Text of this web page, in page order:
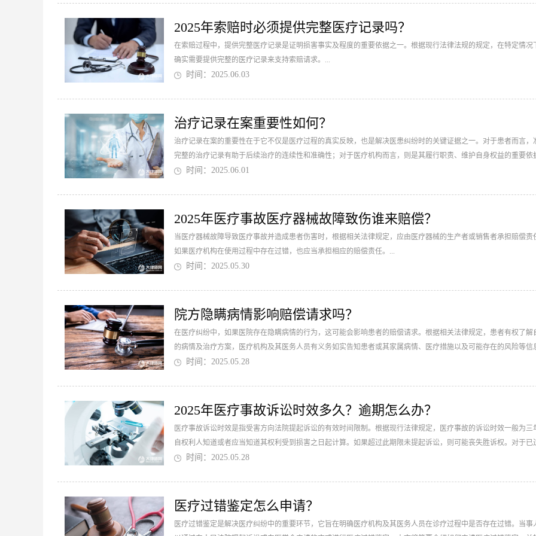
2025年索赔时必须提供完整医疗记录吗？
在索赔过程中，提供完整医疗记录是证明损害事实及程度的重要依据之一。根据现行法律法规的规定，在特定情况
确实需要提供完整的医疗记录来支持索赔请求。...
时间：2025.06.03
治疗记录在案重要性如何？
治疗记录在案的重要性在于它不仅是医疗过程的真实反映，也是解决医患纠纷时的关键证据之一。对于患者而言，
完整的治疗记录有助于后续治疗的连续性和准确性；对于医疗机构而言，则是其履行职责、维护自身权益的重要依
时间：2025.06.01
2025年医疗事故医疗器械故障致伤谁来赔偿？
当医疗器械故障导致医疗事故并造成患者伤害时，根据相关法律规定，应由医疗器械的生产者或销售者承担赔偿责
如果医疗机构在使用过程中存在过错，也应当承担相应的赔偿责任。...
时间：2025.05.30
院方隐瞒病情影响赔偿请求吗？
在医疗纠纷中，如果医院存在隐瞒病情的行为，这可能会影响患者的赔偿请求。根据相关法律规定，患者有权了解
的病情及治疗方案，医疗机构及其医务人员有义务如实告知患者或其家属病情、医疗措施以及可能存在的风险等信
若因医院未履行上述告知义务导致患者遭受损害，患者可据此提出赔偿请求。...
时间：2025.05.28
2025年医疗事故诉讼时效多久？逾期怎么办？
医疗事故诉讼时效是指受害方向法院提起诉讼的有效时间限制。根据现行法律规定，医疗事故的诉讼时效一般为三
自权利人知道或者应当知道其权利受到损害之日起计算。如果超过此期限未提起诉讼，则可能丧失胜诉权。对于已
讼时效的情况，除非有法定理由可以中断或中止时效，否则法院将不再支持受害方的请求。...
时间：2025.05.28
医疗过错鉴定怎么申请？
医疗过错鉴定是解决医疗纠纷中的重要环节，它旨在明确医疗机构及其医务人员在诊疗过程中是否存在过错。当事